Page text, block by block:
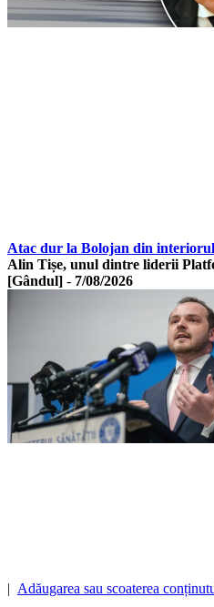
Atac dur la Bolojan din
Alin Tișe, unul dintre liderii
[Gândul] - 7/08/2026
| Adăugarea sau scoaterea